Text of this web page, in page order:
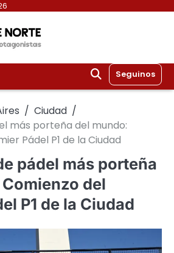
Seguinos
Ciudad
más porteña del mundo:
Pádel P1 de la Ciudad
pádel más porteña
del
P1 de la Ciudad